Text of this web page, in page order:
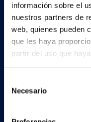
información sobre el
nuestros partners de
web, quienes pueden
que les haya
partir del uso que
Necesario
Contáctenos
Conoce al equipo